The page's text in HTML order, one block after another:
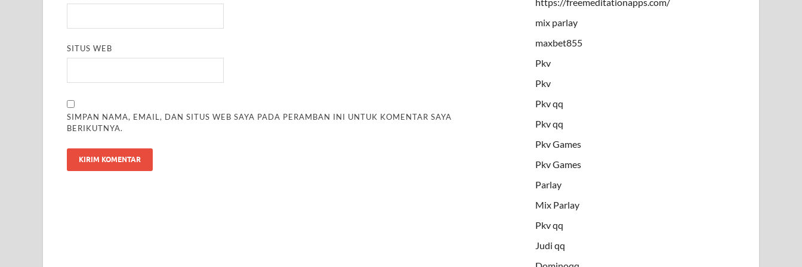
SITUS WEB
SIMPAN NAMA, EMAIL, DAN SITUS WEB SAYA PADA PERAMBAN INI UNTUK KOMENTAR SAYA
BERIKUTNYA.
mix parlay
maxbet855
Pkv
Pkv
Pkv qq
Pkv qq
Pkv Games
Pkv Games
Parlay
Mix Parlay
Pkv qq
Judi qq